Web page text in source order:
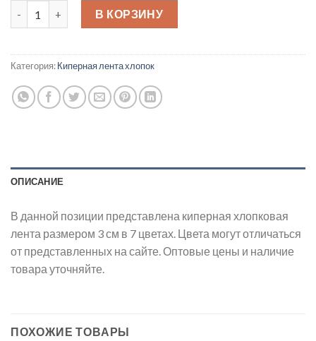
Киперная лента хлопок 3 см quantity
В КОРЗИНУ
Категория:Киперная лента хлопок
ОПИСАНИЕ
В данной позиции представлена киперная хлопковая
лента размером 3 см в 7 цветах. Цвета могут отличаться
от представленных на сайте. Оптовые цены и наличие
товара уточняйте.
ПОХОЖИЕ ТОВАРЫ